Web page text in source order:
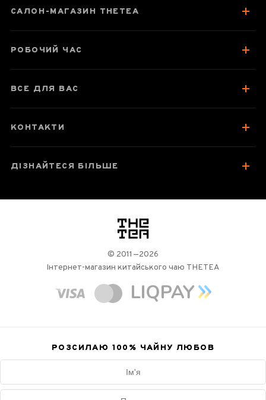
Про чай
САЛОН-МАГАЗИН THETEA
РОБОЧИЙ ЧАС
ВСЕ ДЛЯ ВАС
КОНТАКТИ
ДІЗНАЙТЕСЯ БІЛЬШЕ
логотип
© 2011—2026
Інтернет-магазин китайського чаю THETEA
РОЗСИЛАЮ 100% ЧАЙНУ ЛЮБОВ